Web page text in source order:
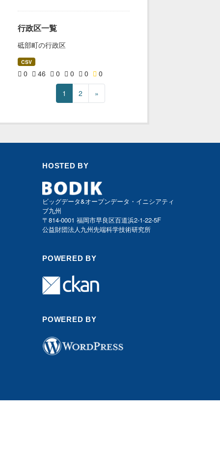
行政区一覧
砥部町の行政区
CSV
0 46 0 0 0
0
1
2 »
HOSTED BY
ビッグデータ&オープンデータ・イニシアティ
ブ九州
〒814-0001 福岡市早良区百道浜2-1-22-5F
公益財団法人九州先端科学技術研究所
POWERED BY
POWERED BY